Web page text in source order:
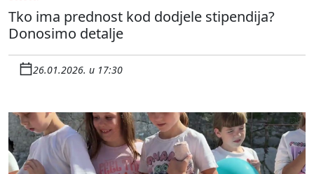
Tko ima prednost kod dodjele stipendija?
Donosimo detalje
26.01.2026. u 17:30